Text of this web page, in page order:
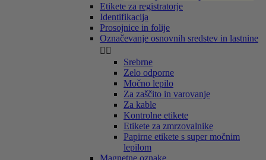
Etikete za registratorje
Identifikacija
Prosojnice in folije
Označevanje osnovnih sredstev in lastnine
 
Srebrne
Zelo odporne
Močno lepilo
Za zaščito in varovanje
Za kable
Kontrolne etikete
Etikete za zmrzovalnike
Papirne etikete s super močnim
lepilom
Magnetne oznake